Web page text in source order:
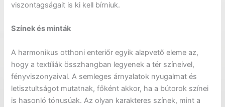
viszontagságait is ki kell bírniuk.
Színek és minták
A harmonikus otthoni enteriőr egyik alapvető eleme az,
hogy a textíliák összhangban legyenek a tér színeivel,
fényviszonyaival. A semleges árnyalatok nyugalmat és
letisztultságot mutatnak, főként akkor, ha a bútorok színei
is hasonló tónusúak. Az olyan karakteres színek, mint a